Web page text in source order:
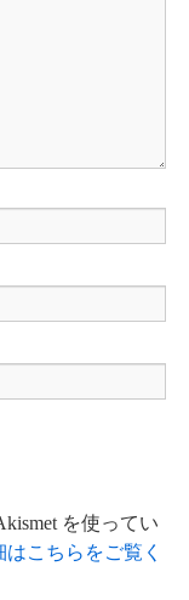
を使ってい
こちらをご覧く